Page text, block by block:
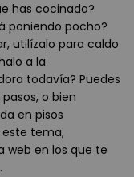
has cocinado?
poniendo pocho?
utilízalo para caldo
a la
todavía? Puedes
o bien
en pisos
este tema,
web en los que te